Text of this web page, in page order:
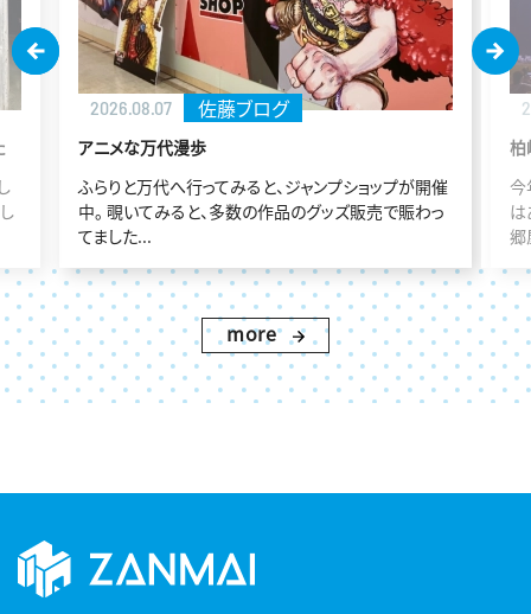
2026.07.30 吉原ブログ
柏崎花火大会に行ってきました!(^^)!
今年も柏崎花火大会に行ってきました～!(^^)!​ 今年
はあちこちの花火大会を楽しんでします。 近くの「四ツ
郷屋」や...
7
こ
ま
ト
more